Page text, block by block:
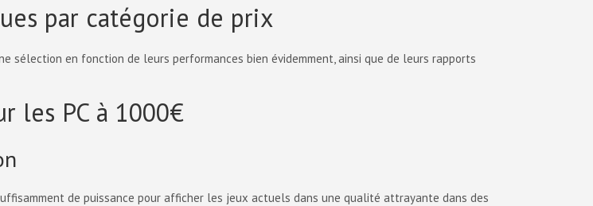
par catégorie de prix
sélection en fonction de leurs performances bien évidemment, ainsi que de leurs rapports
les PC à 1000€
de puissance pour afficher les jeux actuels dans une qualité attrayante dans des